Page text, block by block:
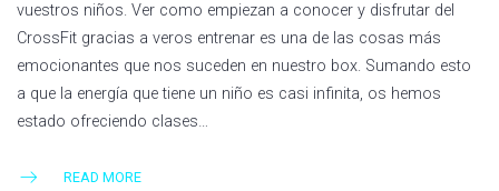
vuestros niños. Ver como empiezan a conocer y disfrutar del
CrossFit gracias a veros entrenar es una de las cosas más
emocionantes que nos suceden en nuestro box. Sumando esto
a que la energía que tiene un niño es casi infinita, os hemos
estado ofreciendo clases…
READ MORE